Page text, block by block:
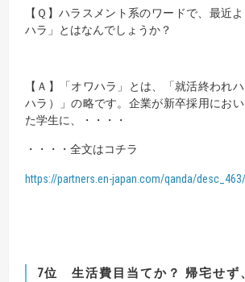
【Ｑ】ハラスメント系のワードで、最近
ハラ」とはなんでしょうか？
【Ａ】
「オワハラ」とは、「就活終われ
ハラ）」の略です。 企業が新卒採用にお
た学生に、・・・・
・・・・全文はコチラ
https://partners.en-japan.com/qanda/desc_463/
7位生活費目当てか？ 帰宅せず